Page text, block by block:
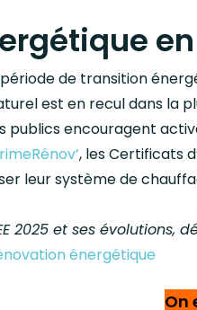
période de transition
est en recul dans la
publics encouragent
, les Certificats
leur système de
2025 et ses évolutions,
énergétique
On